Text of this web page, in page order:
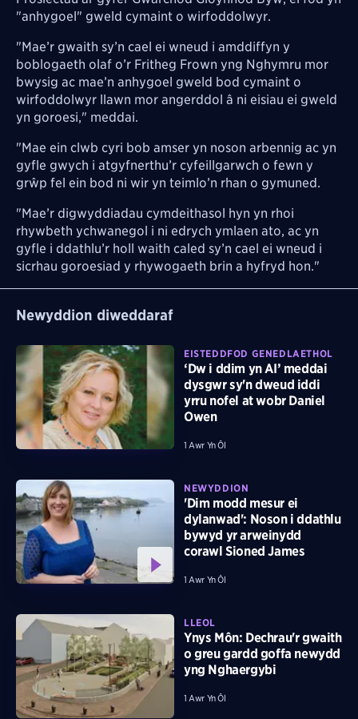
"anhygoel" gweld cymaint o wirfoddolwyr.
"Mae’r gwaith sy’n cael ei wneud i amddiffyn y
boblogaeth olaf o’r Fritheg Frown yng Nghymru mor
bwysig ac mae’n anhygoel gweld bod cymaint o
wirfoddolwyr llawn mor angerddol â ni eisiau ei gweld
yn goroesi," meddai.
"Mae ein clwb cyri bob amser yn noson arbennig ac yn
gyfle gwych i atgyfnerthu’r cyfeillgarwch o fewn y
grŵp fel ein bod ni wir yn teimlo’n rhan o gymuned.
"Mae’r digwyddiadau cymdeithasol hyn yn rhoi
rhywbeth ychwanegol i ni edrych ymlaen ato, ac yn
gyfle i ddathlu’r holl waith caled sy’n cael ei wneud i
sicrhau goroesiad y rhywogaeth brin a hyfryd hon."
Newyddion diweddaraf
EISTEDDFOD GENEDLAETHOL
‘Dw i ddim yn AI’ meddai
dysgwr sy'n dweud iddi
yrru nofel at wobr Daniel
Owen
1 Awr Yn Ôl
NEWYDDION
'Dim modd mesur ei
dylanwad': Noson i ddathlu
bywyd yr arweinydd
corawl Sioned James
1 Awr Yn Ôl
LLEOL
Ynys Môn: Dechrau'r gwaith
o greu gardd goffa newydd
yng Nghaergybi
1 Awr Yn Ôl